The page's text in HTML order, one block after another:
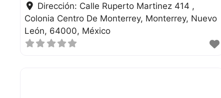
Dirección: Calle Ruperto Martinez 414 ,
Colonia Centro De Monterrey Monterrey Nuevo
León 64000 México